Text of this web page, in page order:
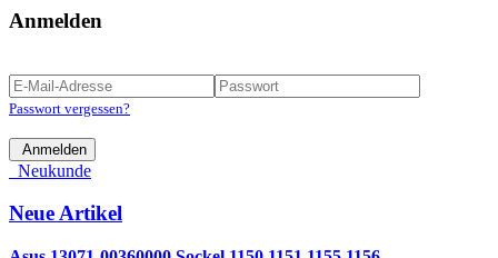
Anmelden
Passwort vergessen?
Anmelden
Neukunde
Neue Artikel